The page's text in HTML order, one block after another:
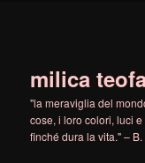
milica
"la meraviglia del
cose, i loro colori, luci
finché dura la vita." –